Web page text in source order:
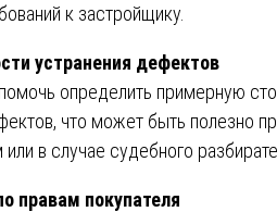
к застройщику.
устранения дефектов
определить примерную
что может быть полезно
в случае судебного
правам покупателя